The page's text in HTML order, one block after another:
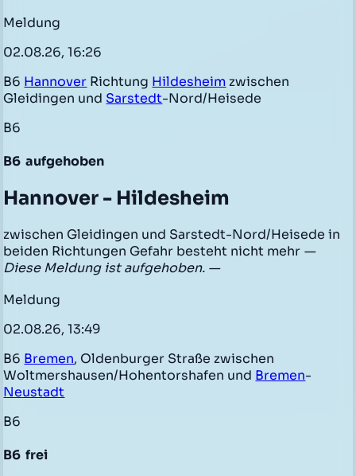
Meldung
02.08.26, 16:26
B6 Hannover Richtung Hildesheim zwischen
Gleidingen und Sarstedt-Nord/Heisede
B6
B6 aufgehoben
Hannover - Hildesheim
zwischen Gleidingen und Sarstedt-Nord/Heisede in
beiden Richtungen Gefahr besteht nicht mehr —
Diese Meldung ist aufgehoben. —
Meldung
02.08.26, 13:49
B6 Bremen, Oldenburger Straße zwischen
Woltmershausen/Hohentorshafen und Bremen-
Neustadt
B6
B6 frei